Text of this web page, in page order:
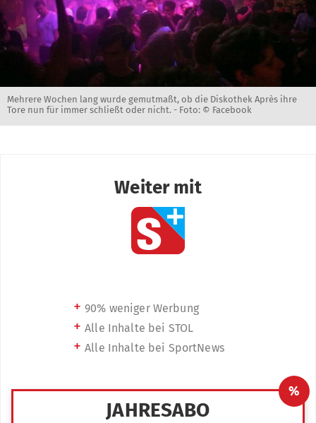
Mehrere Wochen lang wurde gemutmaßt, ob die Diskothek Après ihre
Tore nun für immer schließt oder nicht. - Foto: © Facebook